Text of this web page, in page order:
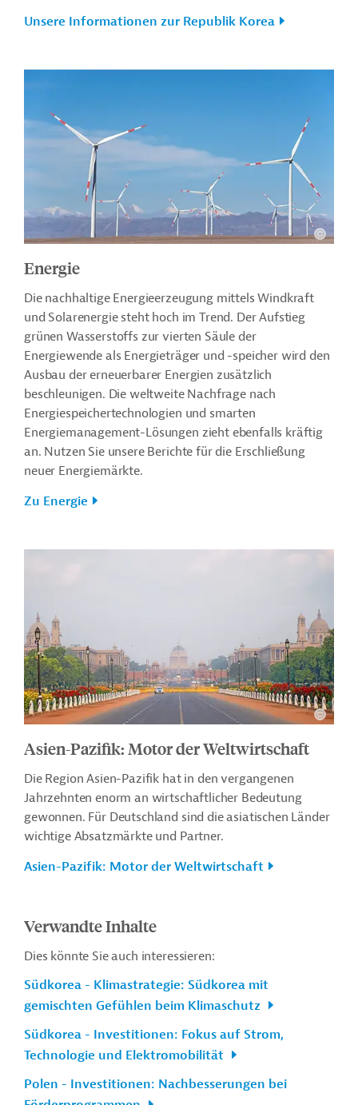
Unsere Informationen zur Republik Korea
Energie
Die nachhaltige Energieerzeugung mittels Windkraft
und Solarenergie steht hoch im Trend. Der Aufstieg
grünen Wasserstoffs zur vierten Säule der
Energiewende als Energieträger und -speicher wird den
Ausbau der erneuerbarer Energien zusätzlich
beschleunigen. Die weltweite Nachfrage nach
Energiespeichertechnologien und smarten
Energiemanagement-Lösungen zieht ebenfalls kräftig
an. Nutzen Sie unsere Berichte für die Erschließung
neuer Energiemärkte.
Zu Energie
Asien-Pazifik: Motor der Weltwirtschaft
Die Region Asien-Pazifik hat in den vergangenen
Jahrzehnten enorm an wirtschaftlicher Bedeutung
gewonnen. Für Deutschland sind die asiatischen Länder
wichtige Absatzmärkte und Partner.
Asien-Pazifik: Motor der Weltwirtschaft
Verwandte Inhalte
Dies könnte Sie auch interessieren:
Südkorea - Klimastrategie: Südkorea mit
gemischten Gefühlen beim Klimaschutz
Südkorea - Investitionen: Fokus auf Strom,
Technologie und Elektromobilität
Polen - Investitionen: Nachbesserungen bei